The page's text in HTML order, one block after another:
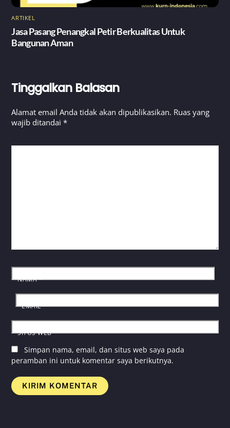
ARTIKEL
Jasa Pasang Penangkal Petir Berkualitas Untuk
Bangunan Aman
Tinggalkan Balasan
Alamat email Anda tidak akan dipublikasikan. Ruas yang
wajib ditandai*
NAMA*
EMAIL*
SITUS WEB
Simpan nama, email, dan situs web saya pada
peramban ini untuk komentar saya berikutnya.